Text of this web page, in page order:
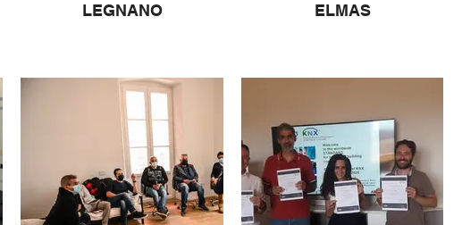
LEGNANO ELMAS